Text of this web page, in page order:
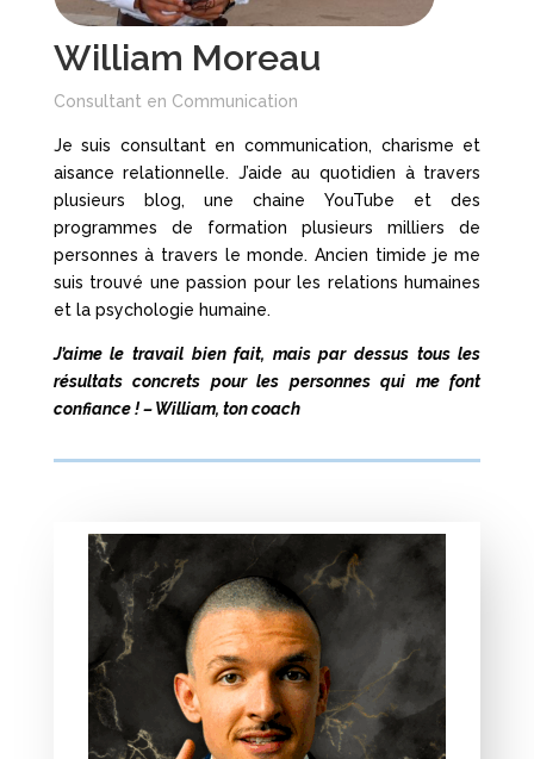
William Moreau
Consultant en Communication
Je suis consultant en communication, charisme et
aisance relationnelle. J’aide au quotidien à travers
plusieurs blog, une chaine YouTube et des
programmes de formation plusieurs milliers de
personnes à travers le monde.Ancien timide je me
suis trouvé une passion pour les relations humaines
et la psychologie humaine.
J’aime le travail bien fait, mais par dessus tous les
résultats concrets pour les personnes qui me font
confiance ! – William, ton coach